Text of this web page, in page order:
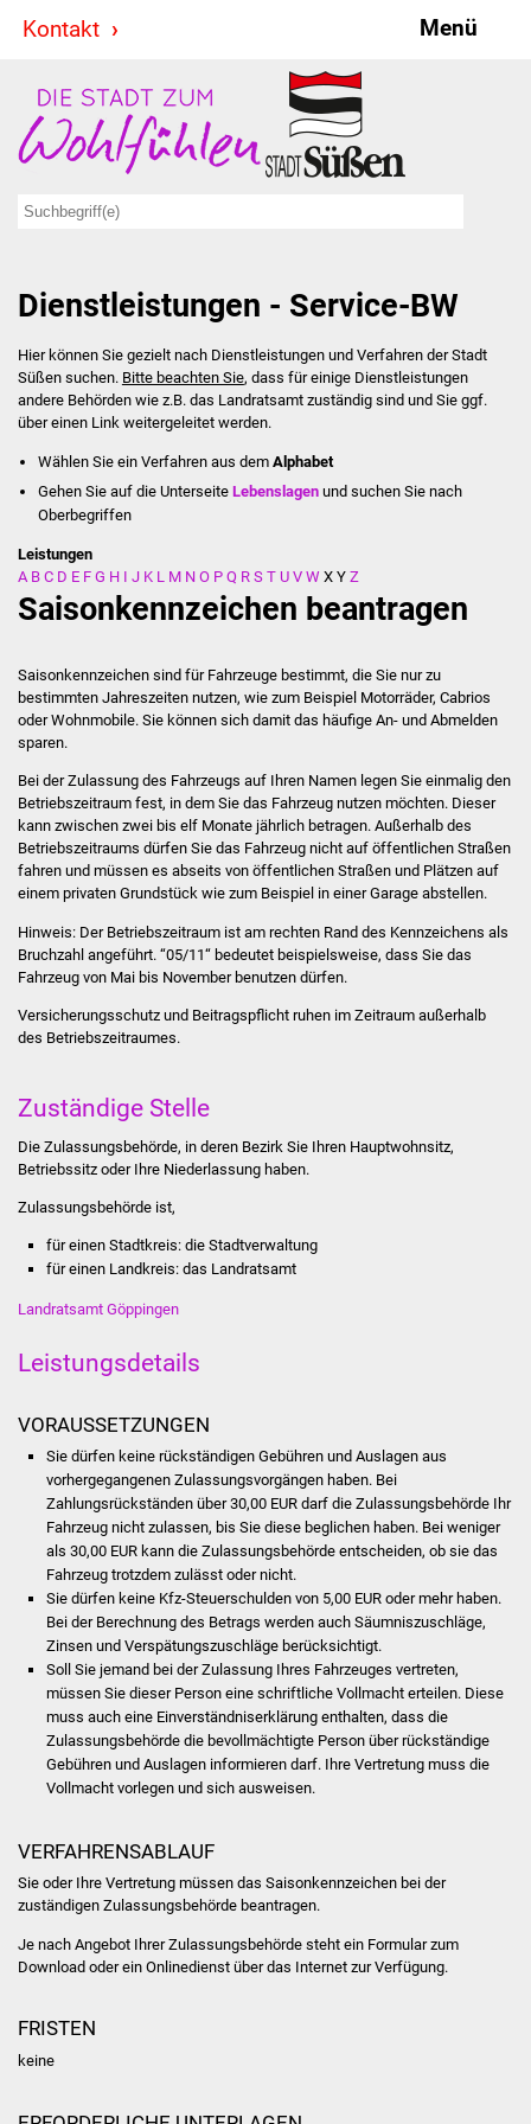
Kontakt Menü
Stadt & Politik
Bürgermeister
Ausschüsse
Ratsinformationssystem
Jugendbeirat
Summerrockfestival
Stadtverwaltung
Behördenwegweiser
Kontakt
Veröffentlichungen
FNP / Bebauungspläne
Wahlen
Jubiläumsjahr 2021
Projekte
Ortsentwicklung
Presse
Bürger & Service
Was erledige ich wo
Dienstleistungen
Lebenslagen
Bildung
Schulen
Dienstleistungen - Service-BW
Hier können Sie gezielt nach Dienstleistungen und Verfahren der Stadt
Süßen suchen. Bitte beachten Sie, dass für einige Dienstleistungen
andere Behörden wie z.B. das Landratsamt zuständig sind und Sie ggf.
über einen Link weitergeleitet werden.
Wählen Sie ein Verfahren aus dem Alphabet
Gehen Sie auf die UnterseiteLebenslagen und suchen Sie nach
Oberbegriffen
Leistungen
A B C D E F G H I J K L M N O P Q R S T U V W X Y Z
Saisonkennzeichen beantragen
Saisonkennzeichen sind für Fahrzeuge bestimmt, die Sie nur zu
bestimmten Jahreszeiten nutzen, wie zum Beispiel Motorräder, Cabrios
oder Wohnmobile. Sie können sich damit das häufige An- und Abmelden
sparen.
Bei der Zulassung des Fahrzeugs auf Ihren Namen legen Sie einmalig den
Betriebszeitraum fest, in dem Sie das Fahrzeug nutzen möchten. Dieser
kann zwischen zwei bis elf Monate jährlich betragen. Außerhalb des
Betriebszeitraums dürfen Sie das Fahrzeug nicht auf öffentlichen Straßen
fahren und müssen es abseits von öffentlichen Straßen und Plätzen auf
einem privaten Grundstück wie zum Beispiel in einer Garageabstellen.
Hinweis:Der Betriebszeitraum ist am rechten Rand des Kennzeichens als
Bruchzahl angeführt. “05/11“ bedeutet beispielsweise, dass Sie das
Fahrzeug von Mai bis November benutzen dürfen.
Versicherungsschutz und Beitragspflicht ruhen im Zeitraum außerhalb
des Betriebszeitraumes.
Zuständige Stelle
Die Zulassungsbehörde, in deren Bezirk Sie Ihren Hauptwohnsitz,
Betriebssitz oder Ihre Niederlassung haben.
Zulassungsbehörde ist,
für einen Stadtkreis: die Stadtverwaltung
für einen Landkreis: das Landratsamt
Landratsamt Göppingen
Leistungsdetails
VORAUSSETZUNGEN
Sie dürfen keine rückständigen Gebühren und Auslagen aus
vorhergegangenen Zulassungsvorgängen haben. Bei
Zahlungsrückständen über 30,00 EUR darf die Zulassungsbehörde Ihr
Fahrzeug nicht zulassen, bis Sie diese beglichen haben. Bei weniger
als 30,00 EUR kann die Zulassungsbehörde entscheiden, ob sie das
Fahrzeug trotzdem zulässt oder nicht.
Sie dürfen keine Kfz-Steuerschulden von 5,00 EUR oder mehr haben.
Bei der Berechnung des Betrags werden auch Säumniszuschläge,
Zinsen und Verspätungszuschläge berücksichtigt.
Soll Sie jemand bei der Zulassung Ihres Fahrzeuges vertreten,
müssen Sie dieser Person eine schriftliche Vollmacht erteilen. Diese
muss auch eine Einverständniserklärung enthalten, dass die
Zulassungsbehörde die bevollmächtigte Person über rückständige
Gebühren und Auslagen informieren darf. Ihre Vertretung muss die
Vollmacht vorlegen und sich ausweisen.
VERFAHRENSABLAUF
Sie oder Ihre Vertretung müssen das Saisonkennzeichen bei der
zuständigen Zulassungsbehörde beantragen.
Je nach Angebot Ihrer Zulassungsbehörde steht ein Formular zum
Download oder ein Onlinedienst über das Internet zur Verfügung.
FRISTEN
keine